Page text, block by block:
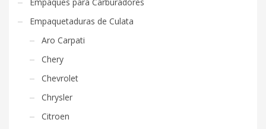
Empaquetaduras de Culata
Aro Carpati
Chery
Chevrolet
Chrysler
Citroen